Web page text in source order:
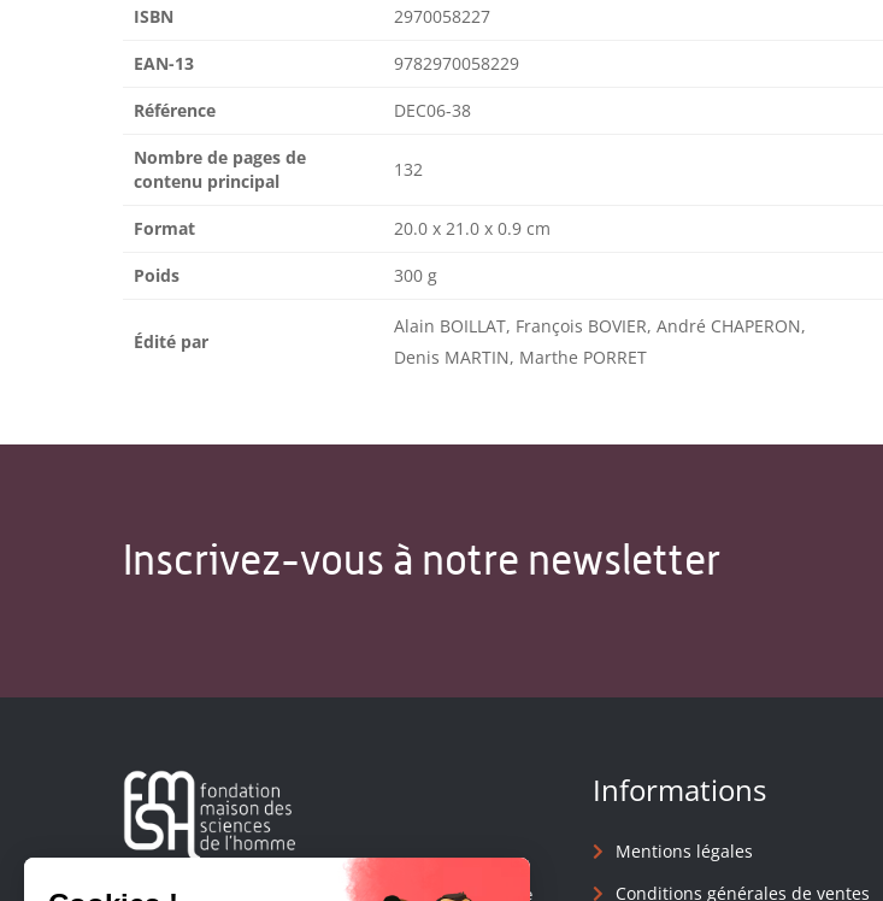
ISBN 2970058227
EAN-13 9782970058229
Référence DEC06-38
Nombre de pages de
contenu principal
132
Format 20.0 x 21.0 x 0.9 cm
Poids 300 g
Édité par
Alain BOILLAT, François BOVIER, André CHAPERON,
Denis MARTIN, Marthe PORRET
Inscrivez-vous à notre newsletter
Créée en 1963, la Fondation Maison Sciences de l'Homme
Informations
Mentions légales
Conditions générales de ventes